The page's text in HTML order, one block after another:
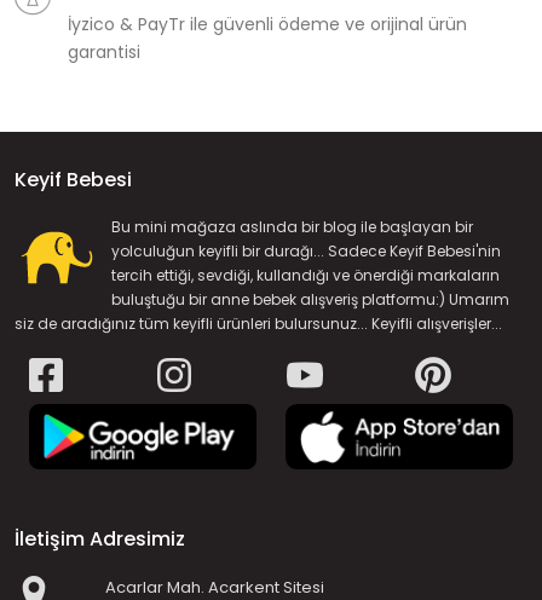
İyzico & PayTr ile güvenli ödeme ve orijinal ürün
garantisi
Keyif Bebesi
Bu mini mağaza aslında bir blog ile başlayan bir
yolculuğun keyifli bir durağı... Sadece Keyif Bebesi'nin
tercih ettiği, sevdiği, kullandığı ve önerdiği markaların
buluştuğu bir anne bebek alışveriş platformu:) Umarım
siz de aradığınız tüm keyifli ürünleri bulursunuz... Keyifli alışverişler...
İletişim Adresimiz
Acarlar Mah. Acarkent Sitesi